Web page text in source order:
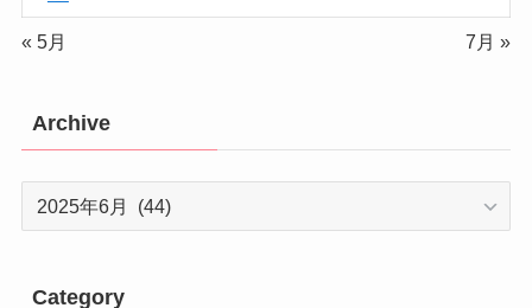
« 5月 7月 »
Archive
Archive
Category